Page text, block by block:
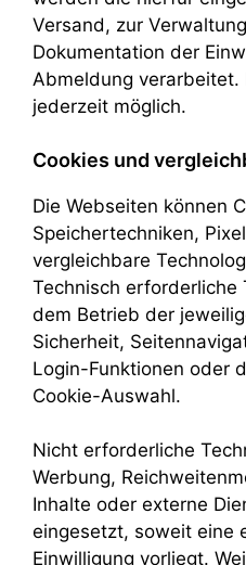
Versand, zur
Dokumentation der
Abmeldung verarbeitet.
jederzeit möglich.
Cookies und
Die Webseiten können
Speichertechniken,
vergleichbare
Technisch erforderliche
dem Betrieb der
Sicherheit,
Login-Funktionen oder
Cookie-Auswahl.
Nicht erforderliche
Werbung,
Inhalte oder externe
eingesetzt, soweit eine
Einwilligung vorliegt.